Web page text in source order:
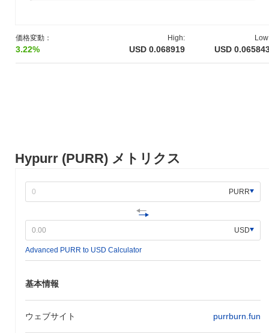
Hypurr (PURR) メトリクス
PURR
USD
Advanced PURR to USD Calculator
基本情報
ウェブサイト purrburn.fun
価格変動：
3.22%
High:
USD 0.068919 USD
ーザー体験の向上に焦点を当てていました。トークンの初期配布
は、2021年10月に公平なローンチモデルを通じて行われ、参加者
グレードを2024年第1四半期に予定しています。このアップグレ
ードでは、取引を効率化し、全体的なプラットフォームのパフォ
分散型金融（DeFi）分野のいくつかの主要パートナーとの統合に
取り組んでおり、2024年中頃までに完了を目指しています。これ
らのパートナーシップは、Hypurrのエコシステムを拡大し、ユー
ザーにより多様な金融ツールを提供することが期待されていま
す。これらの取り組みの進捗は、公式のロードマップやコミュニ
ティのアップデートを通じて追跡され、透明性とユーザーとのエ
ンゲージメントが確保されます。
Hypurrの特徴は何ですか？
Hypurrは、トランザクションスループットを向上させ、レイテン
シを低減しながらセキュリティを維持するLayer 2（L2）スケーリ